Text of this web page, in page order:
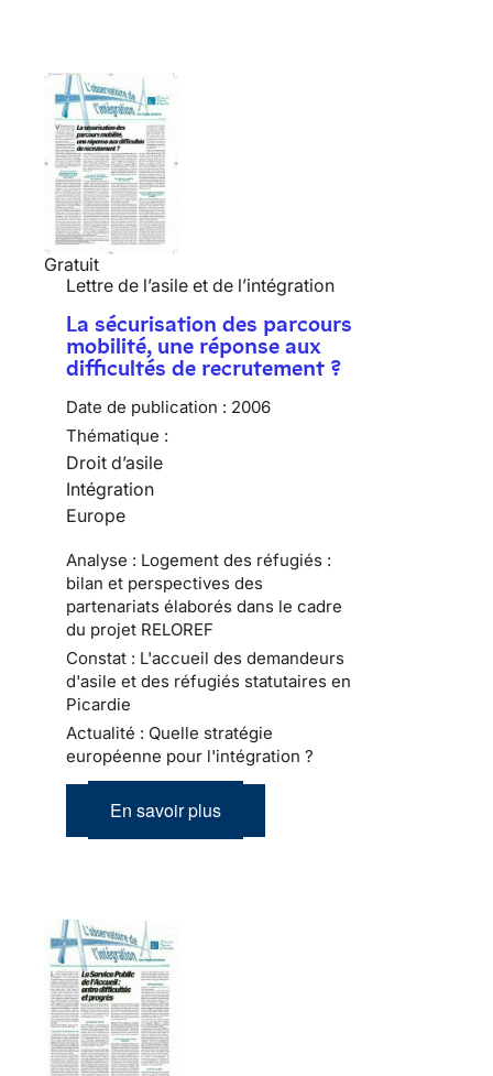
Gratuit
Lettre de l’asile et de l’intégration
La sécurisation des parcours
mobilité, une réponse aux
difficultés de recrutement ?
Date de publication : 2006
Thématique :
Droit d’asile
Intégration
Europe
Analyse : Logement des réfugiés :
bilan et perspectives des
partenariats élaborés dans le cadre
du projet RELOREF
Constat : L'accueil des demandeurs
d'asile et des réfugiés statutaires en
Picardie
Actualité : Quelle stratégie
européenne pour l'intégration ?
En savoir plus